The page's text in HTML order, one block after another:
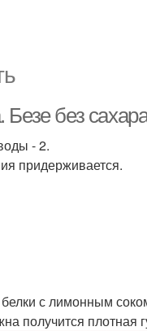
Безе без
- 2.
придерживается.
с лимонным
получится плотная